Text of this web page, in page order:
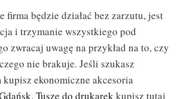
firma będzie działać bez zarzutu, jest
i trzymanie wszystkiego pod
zwracaj uwagę na przykład na to, czy
nie brakuje. Jeśli szukasz
ekonomiczne akcesoria
Tusze do drukarekkupisz tutaj